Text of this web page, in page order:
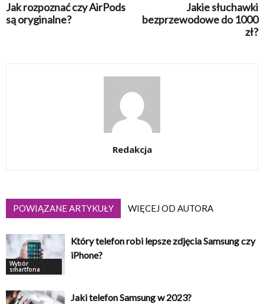
Jak rozpoznać czy AirPods
są oryginalne?
Jakie słuchawki
bezprzewodowe do 1000
zł?
Redakcja
POWIĄZANE ARTYKUŁY WIĘCEJ OD AUTORA
Wybór
smartfona
Który telefon robi lepsze zdjęcia Samsung czy
iPhone?
Jaki telefon Samsung w 2023?